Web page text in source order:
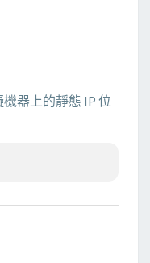
器上的靜態 IP 位